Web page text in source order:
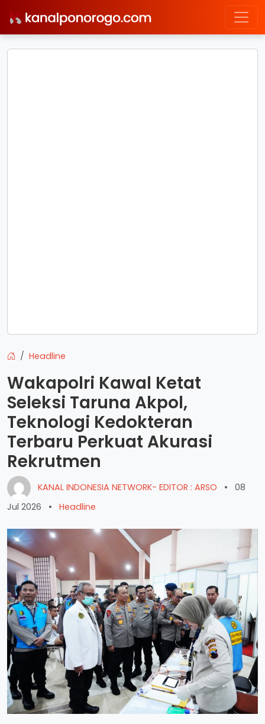
Headline
Wakapolri Kawal Ketat
Seleksi Taruna Akpol,
Teknologi Kedokteran
Terbaru Perkuat Akurasi
Rekrutmen
KANAL INDONESIA NETWORK- EDITOR : ARSO •
08
Jul 2026
• Headline